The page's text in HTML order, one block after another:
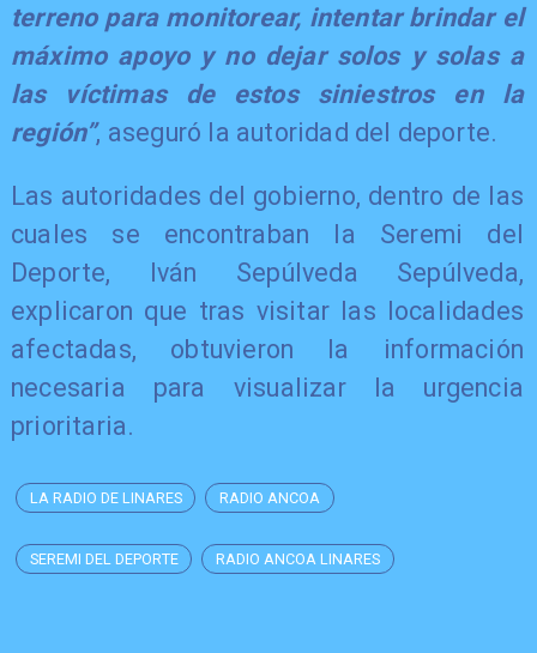
terreno para monitorear, intentar brindar el
máximo apoyo y no dejar solos y solas a
las víctimas de estos siniestros en la
región”, aseguró la autoridad del deporte.
Las autoridades del gobierno, dentro de las
cuales se encontraban la Seremi del
Deporte, Iván Sepúlveda Sepúlveda,
explicaron que tras visitar las localidades
afectadas, obtuvieron la información
necesaria para visualizar la urgencia
prioritaria.
LA RADIO DE LINARES RADIO ANCOA
SEREMI DEL DEPORTE RADIO ANCOA LINARES